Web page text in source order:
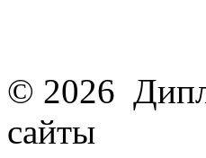
© 2026
сайты